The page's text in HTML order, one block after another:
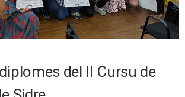
del II Cursu de